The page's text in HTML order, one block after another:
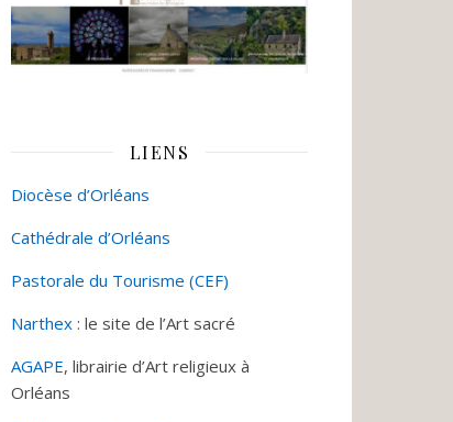
LIENS
Diocèse d’Orléans
Cathédrale d’Orléans
Pastorale du Tourisme (CEF)
Narthex : le site de l’Art sacré
AGAPE, librairie d’Art religieux à
Orléans